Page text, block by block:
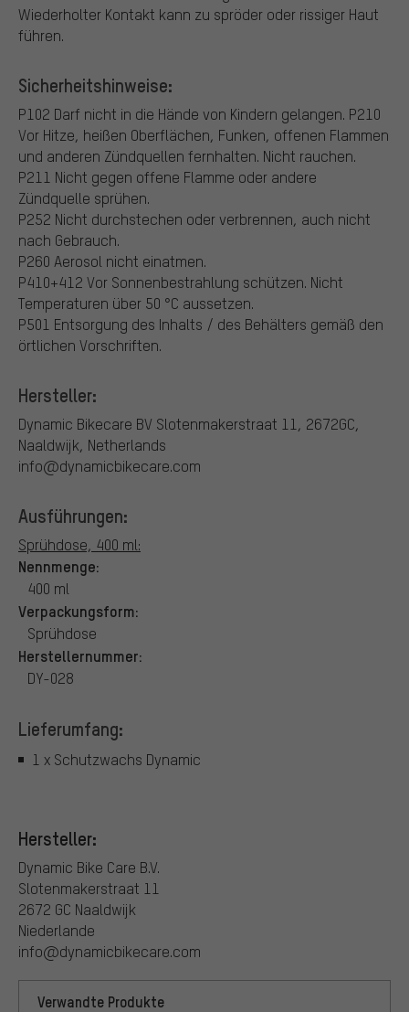
Wiederholter Kontakt kann zu spröder oder rissiger Haut
führen.
Sicherheitshinweise:
P102 Darf nicht in die Hände von Kindern gelangen. P210
Vor Hitze, heißen Oberflächen, Funken, offenen Flammen
und anderen Zündquellen fernhalten. Nicht rauchen.
P211 Nicht gegen offene Flamme oder andere
Zündquelle sprühen.
P252 Nicht durchstechen oder verbrennen, auch nicht
nach Gebrauch.
P260 Aerosol nicht einatmen.
P410+412 Vor Sonnenbestrahlung schützen. Nicht
Temperaturen über 50 °C aussetzen.
P501 Entsorgung des Inhalts / des Behälters gemäß den
örtlichen Vorschriften.
Hersteller:
Dynamic Bikecare BV Slotenmakerstraat 11, 2672GC,
Naaldwijk, Netherlands
info@dynamicbikecare.com
Ausführungen:
Sprühdose, 400 ml:
Nennmenge:
400 ml
Verpackungsform:
Sprühdose
Herstellernummer:
DY-028
Lieferumfang:
1 x Schutzwachs Dynamic
Hersteller:
Dynamic Bike Care B.V.
Slotenmakerstraat 11
2672 GC Naaldwijk
Niederlande
info@dynamicbikecare.com
Verwandte Produkte